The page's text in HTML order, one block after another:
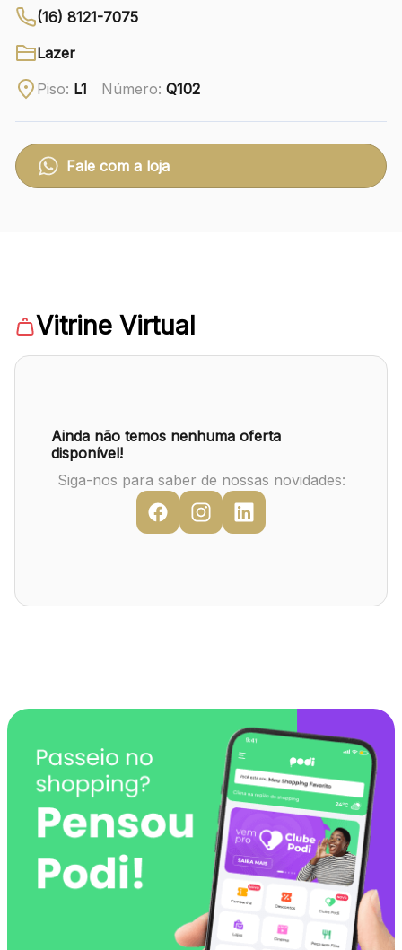
CONTATO
(41) 3216-1600
Comodidades Eventos
(16) 8121-7075
Lazer
Piso: L1 Número: Q102
Fale com a loja
Vitrine Virtual
Ainda não temos nenhuma oferta
disponível!
Siga-nos para saber de nossas novidades: